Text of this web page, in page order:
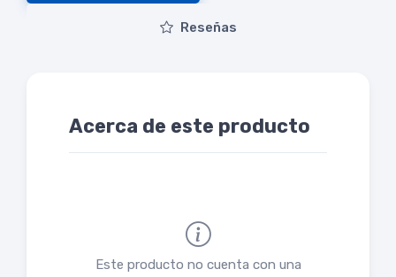
Reseñas
Acerca de este producto
Este producto no cuenta con una